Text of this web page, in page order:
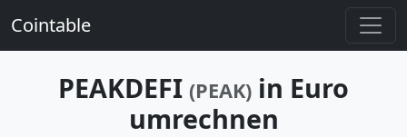
Cointable
PEAKDEFI (PEAK) in Euro
umrechnen